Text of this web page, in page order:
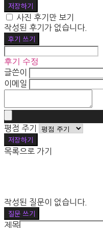
저장하기
사진 후기만 보기
작성된 후기가 없습니다.
후기 쓰기
후기 수정
글쓴이
이메일
평점 주기
저장하기
목록으로 가기
작성된 질문이 없습니다.
질문 쓰기
제목